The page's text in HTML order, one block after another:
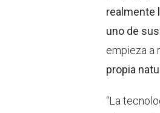
realmente
uno de
empieza a
propia
“La